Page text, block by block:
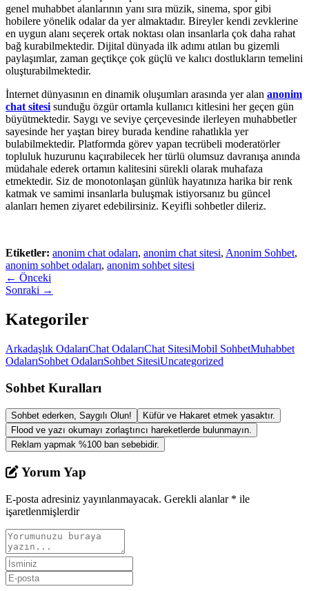
genel muhabbet alanlarının yanı sıra müzik, sinema, spor gibi
hobilere yönelik odalar da yer almaktadır. Bireyler kendi zevklerine
en uygun alanı seçerek ortak noktası olan insanlarla çok daha rahat
bağ kurabilmektedir. Dijital dünyada ilk adımı atılan bu gizemli
paylaşımlar, zaman geçtikçe çok güçlü ve kalıcı dostlukların temelini
oluşturabilmektedir.
İnternet dünyasının en dinamik oluşumları arasında yer alan anonim
chat sitesi sunduğu özgür ortamla kullanıcı kitlesini her geçen gün
büyütmektedir. Saygı ve seviye çerçevesinde ilerleyen muhabbetler
sayesinde her yaştan birey burada kendine rahatlıkla yer
bulabilmektedir. Platformda görev yapan tecrübeli moderatörler
topluluk huzurunu kaçırabilecek her türlü olumsuz davranışa anında
müdahale ederek ortamın kalitesini sürekli olarak muhafaza
etmektedir. Siz de monotonlaşan günlük hayatınıza harika bir renk
katmak ve samimi insanlarla buluşmak istiyorsanız bu güncel
alanları hemen ziyaret edebilirsiniz. Keyifli sohbetler dileriz.
Etiketler: anonim chat odaları, anonim chat sitesi, Anonim Sohbet,
anonim sohbet odaları, anonim sohbet sitesi
← Önceki
Sonraki →
Kategoriler
Arkadaşlık OdalarıChat OdalarıChat SitesiMobil SohbetMuhabbet
OdalarıSohbet OdalarıSohbet SitesiUncategorized
Sohbet Kuralları
Sohbet ederken, Saygılı Olun!
Küfür ve Hakaret etmek yasaktır.
Flood ve yazı okumayı zorlaştırıcı hareketlerde bulunmayın.
Reklam yapmak %100 ban sebebidir.
Yorum Yap
E-posta adresiniz yayınlanmayacak. Gerekli alanlar * ile
işaretlenmişlerdir